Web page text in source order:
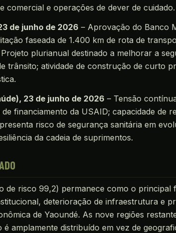
comercial e operações de dever de cuidado.
de junho de 2026 – Aprovação do Banco
faseada de 1.400 km de rota de
plurianual destinado a melhorar a
trânsito; atividade de construção de curto
23 de junho de 2026 – Tensão
financiamento da USAID; capacidade de
risco de segurança sanitária em
da cadeia de suprimentos.
de risco 99,2) permanece como o principal
deterioração de infraestrutura e
de Yaoundé. As nove regiões
amplamente distribuído em vez de